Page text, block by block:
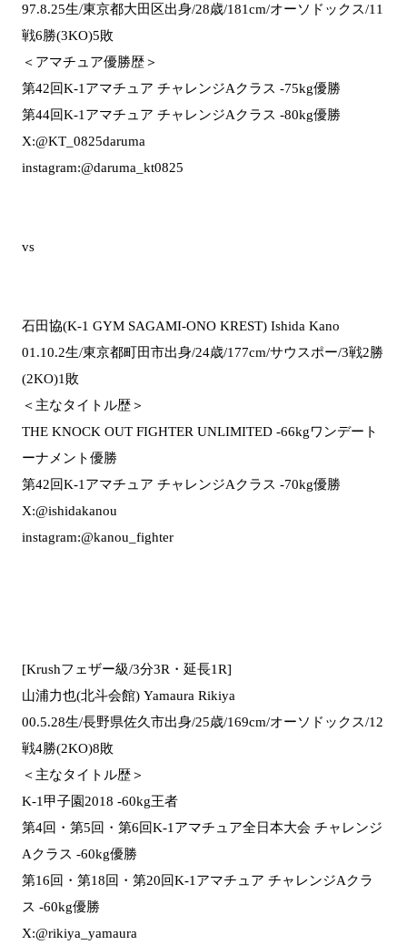
97.8.25生/東京都大田区出身/28歳/181cm/オーソドックス/11
戦6勝(3KO)5敗
＜アマチュア優勝歴＞
第42回K-1アマチュア チャレンジAクラス -75kg優勝
第44回K-1アマチュア チャレンジAクラス -80kg優勝
X:@KT_0825daruma
instagram:@daruma_kt0825
vs
石田協(K-1 GYM SAGAMI-ONO KREST) Ishida Kano
01.10.2生/東京都町田市出身/24歳/177cm/サウスポー/3戦2勝
(2KO)1敗
＜主なタイトル歴＞
THE KNOCK OUT FIGHTER UNLIMITED -66kgワンデート
ーナメント優勝
第42回K-1アマチュア チャレンジAクラス -70kg優勝
X:@ishidakanou
instagram:@kanou_fighter
[Krushフェザー級/3分3R・延長1R]
山浦力也(北斗会館) Yamaura Rikiya
00.5.28生/長野県佐久市出身/25歳/169cm/オーソドックス/12
戦4勝(2KO)8敗
＜主なタイトル歴＞
K-1甲子園2018 -60kg王者
第4回・第5回・第6回K-1アマチュア全日本大会 チャレンジ
Aクラス -60kg優勝
第16回・第18回・第20回K-1アマチュア チャレンジAクラ
ス -60kg優勝
X:@rikiya_yamaura